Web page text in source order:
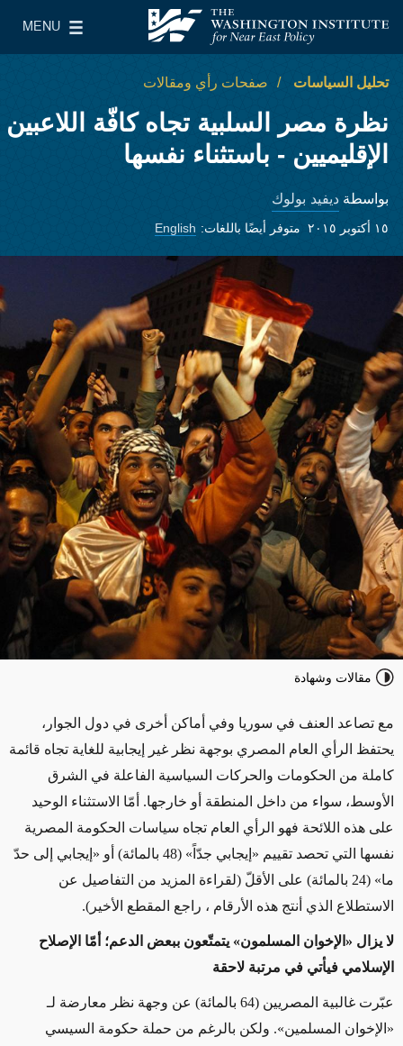
معهد واشنطن لسياسات الشرق الأدنى
MENU
Main Menu
تحليل السياسات صفحات رأي ومقالات
نظرة مصر السلبية تجاه كافّة اللاعبين
الإقليميين - باستثناء نفسها
بواسطة ديفيد بولوك
١٥ أكتوبر ٢٠١٥ متوفر أيضًا باللغات: English
مقالات وشهادة
مع تصاعد العنف في سوريا وفي أماكن أخرى في دول الجوار،
يحتفظ الرأي العام المصري بوجهة نظر غير إيجابية للغاية تجاه قائمة
كاملة من الحكومات والحركات السياسية الفاعلة في الشرق
الأوسط، سواء من داخل المنطقة أو خارجها. أمّا الاستثناء الوحيد
على هذه اللائحة فهو الرأي العام تجاه سياسات الحكومة المصرية
نفسها التي تحصد تقييم «إيجابي جدّاً» (48 بالمائة) أو «إيجابي إلى حدّ
ما» (24 بالمائة) على الأقلّ (لقراءة المزيد من التفاصيل عن
الاستطلاع الذي أنتج هذه الأرقام ، راجع المقطع الأخير).
لا يزال «الإخوان المسلمون» يتمتّعون ببعض الدعم؛ أمّا الإصلاح
الإسلامي فيأتي في مرتبة لاحقة
عبّرت غالبية المصريين (64 بالمائة) عن وجهة نظر معارضة لـ
«الإخوان المسلمين». ولكن بالرغم من حملة حكومة السيسي